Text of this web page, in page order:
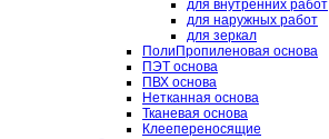
для внутренних работ
для наружных работ
для зеркал
ПолиПропиленовая основа
ПЭТ основа
ПВХ основа
Нетканная основа
Тканевая основа
Клеепереносящие